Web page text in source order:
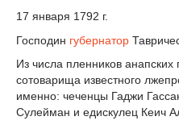
17 января 1792 г.
Господин губернатор
Из числа пленников
сотоварища известного
именно: чеченцы Гаджи
Сулейман и едискулец Кеич